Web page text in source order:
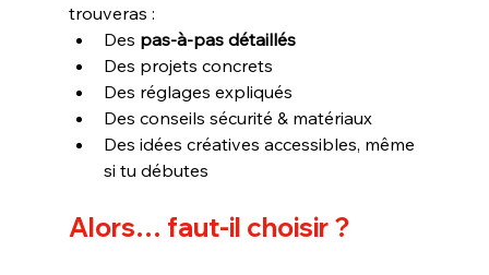
trouveras :
Des pas-à-pas détaillés
Des projets concrets
Des réglages expliqués
Des conseils sécurité & matériaux
Des idées créatives accessibles, même
si tu débutes
Alors… faut-il choisir ?